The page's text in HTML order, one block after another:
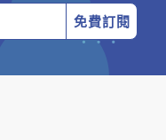
免費訂閱